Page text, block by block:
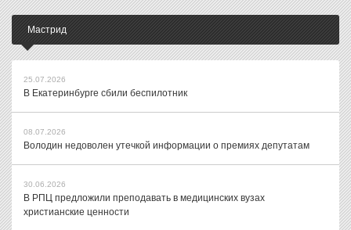
Мастрид
25.07.2026
В Екатеринбурге сбили беспилотник
08.07.2026
Володин недоволен утечкой информации о премиях депутатам
30.06.2026
В РПЦ предложили преподавать в медицинских вузах
христианские ценности